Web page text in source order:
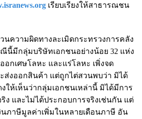
เรียบเรียงให้สาธารณชน
ความผิดทางละเมิดกระทรวงการคลัง
ณีนี้มีกลุ่มบริษัทเอกชนอย่างน้อย 32 แห่ง
อกเศษโลหะ และแร่โลหะ เพิ่งจด
ส่งออกสินค้า แต่ถูกไต่สวนพบว่า มิได้
ให้เห็นว่ากลุ่มเอกชนเหล่านี้ มิได้มีการ
ง และไม่ได้ประกอบการจริงเช่นกัน แต่
ภาษีมูลค่าเพิ่มในหลายเดือนภาษี อัน